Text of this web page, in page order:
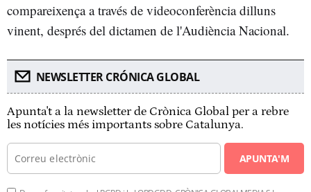
compareixença a través de videoconferència dilluns
vinent, després del dictamen de l'Audiència Nacional.
NEWSLETTER CRÓNICA GLOBAL
Apunta't a la newsletter de Crònica Global per a rebre
les notícies més importants sobre Catalunya.
APUNTA'M